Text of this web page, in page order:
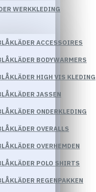
WERKKLEDING
ACCESSOIRES
BODYWARMERS
HIGH VIS KLEDING
JASSEN
ONDERKLEDING
OVERALLS
OVERHEMDEN
POLO SHIRTS
REGENPAKKEN